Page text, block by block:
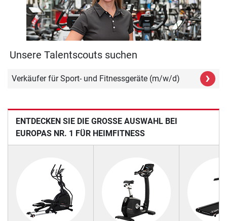
Unsere Talentscouts suchen
Verkäufer für Sport- und Fitnessgeräte (m/w/d) ›
ENTDECKEN SIE DIE GROSSE AUSWAHL BEI E
UROPAS NR. 1 FÜR HEIMFITNESS